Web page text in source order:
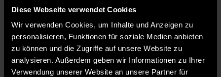
Diese Webseite verwendet Cookies
Wir verwenden Cookies, um Inhalte und Anzeigen zu
personalisieren, Funktionen für soziale Medien anbieten
zu können und die Zugriffe auf unsere Website zu
analysieren. Außerdem geben wir Informationen zu Ihrer
Verwendung unserer Website an unsere Partner für